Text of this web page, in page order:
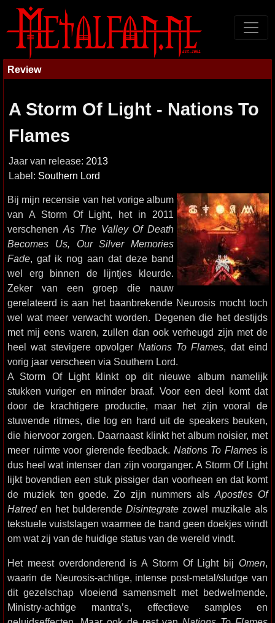
Review
A Storm Of Light - Nations To
Flames
Jaar van release: 2013
Label: Southern Lord
Bij mijn recensie van het vorige album
van A Storm Of Light, het in 2011
verschenen As The Valley Of Death
Becomes Us, Our Silver Memories
Fade, gaf ik nog aan dat deze band
wel erg binnen de lijntjes kleurde.
Zeker van een groep die nauw
gerelateerd is aan het baanbrekende Neurosis mocht toch
wel wat meer verwacht worden. Degenen die het destijds
met mij eens waren, zullen dan ook verheugd zijn met de
heel wat stevigere opvolger Nations To Flames, dat eind
vorig jaar verscheen via Southern Lord.
A Storm Of Light klinkt op dit nieuwe album namelijk
stukken vuriger en minder braaf. Voor een deel komt dat
door de krachtigere productie, maar het zijn vooral de
stuwende ritmes, die log en hard uit de speakers beuken,
die hiervoor zorgen. Daarnaast klinkt het album noisier, met
meer ruimte voor gierende feedback. Nations To Flamesis
dus heel wat intenser dan zijn voorganger. A Storm Of Light
lijkt bovendien een stuk pissiger dan voorheen en dat komt
de muziek ten goede. Zo zijn nummers als Apostles Of
Hatreden het bulderende Disintegrate zowel muzikale als
tekstuele vuistslagen waarmee de band geen doekjes windt
om wat zij van de huidige status van de wereld vindt.
Het meest overdonderend is A Storm Of Light bij Omen,
waarin de Neurosis-achtige, intense post-metal/sludge van
dit gezelschap vloeiend samensmelt met bedwelmende,
Ministry-achtige mantra’s, effectieve samples en